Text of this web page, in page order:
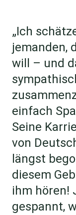
„Ich
jemanden,
will – und
einfach
Seine
von
längst
diesem
ihm hören!
gespannt,